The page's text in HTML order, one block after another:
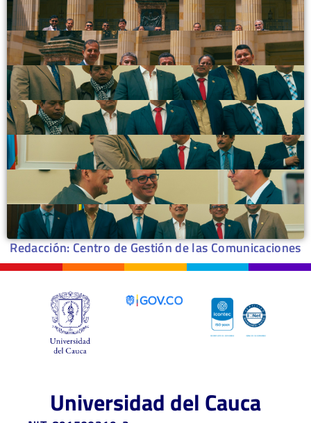
Redacción: Centro de Gestión de las Comunicaciones
Universidad del Cauca